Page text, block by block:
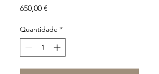
650,00 €
Quantidade *